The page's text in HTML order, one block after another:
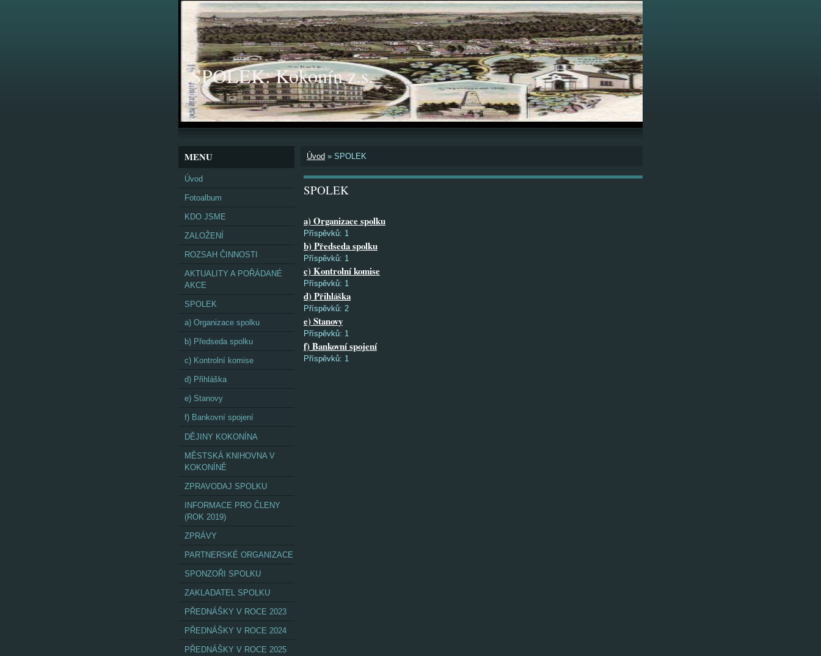
SPOLEK: Kokonín z.s.
Úvod » SPOLEK
SPOLEK
a) Organizace spolku
Příspěvků: 1
b) Předseda spolku
Příspěvků: 1
c) Kontrolní komise
Příspěvků: 1
d) Přihláška
Příspěvků: 2
e) Stanovy
Příspěvků: 1
f) Bankovní spojení
Příspěvků: 1
MENU
Úvod
Fotoalbum
KDO JSME
ZALOŽENÍ
ROZSAH ČINNOSTI
AKTUALITY A POŘÁDANÉ
AKCE
SPOLEK
a) Organizace spolku
b) Předseda spolku
c) Kontrolní komise
d) Přihláška
e) Stanovy
f) Bankovní spojení
DĚJINY KOKONÍNA
MĚSTSKÁ KNIHOVNA V
KOKONÍNĚ
ZPRAVODAJ SPOLKU
INFORMACE PRO ČLENY
(ROK 2019)
ZPRÁVY
PARTNERSKÉ ORGANIZACE
SPONZOŘI SPOLKU
ZAKLADATEL SPOLKU
PŘEDNÁŠKY V ROCE 2023
PŘEDNÁŠKY V ROCE 2024
PŘEDNÁŠKY V ROCE 2025